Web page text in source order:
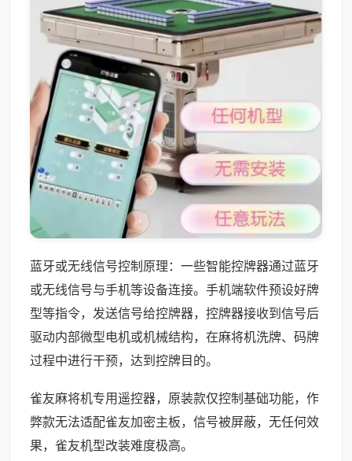
蓝牙或无线信号控制原理：一些智能控牌器通过蓝牙
或无线信号与手机等设备连接。手机端软件预设好牌
型等指令，发送信号给控牌器，控牌器接收到信号后
驱动内部微型电机或机械结构，在麻将机洗牌、码牌
过程中进行干预，达到控牌目的。
雀友麻将机专用遥控器，原装款仅控制基础功能，作
弊款无法适配雀友加密主板，信号被屏蔽，无任何效
果，雀友机型改装难度极高。